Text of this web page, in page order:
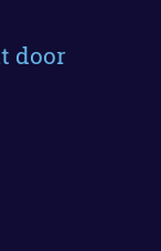
door